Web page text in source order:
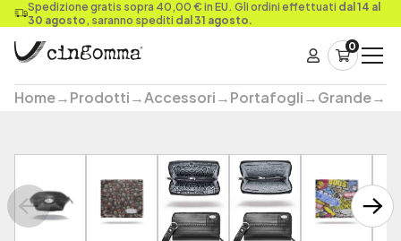
Spedizione gratis sopra 40,00 € in EU. Gli ordini effettuati dal 14 al
30 agosto, saranno spediti dal 31 agosto.
0
Home→Prodotti→Accessori→Portafogli→Grande→